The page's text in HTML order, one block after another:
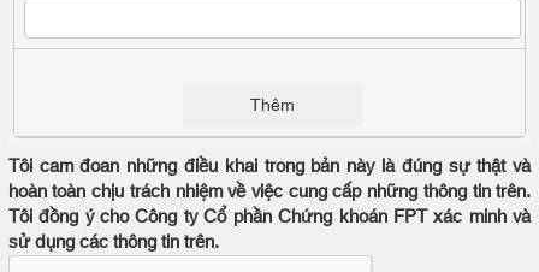
Thêm
Tôi cam đoan những điều khai trong bản này là đúng sự thật và
hoàn toàn chịu trách nhiệm về việc cung cấp những thông tin trên.
Tôi đồng ý cho Công ty Cổ phần Chứng khoán FPT xác minh và
sử dụng các thông tin trên.